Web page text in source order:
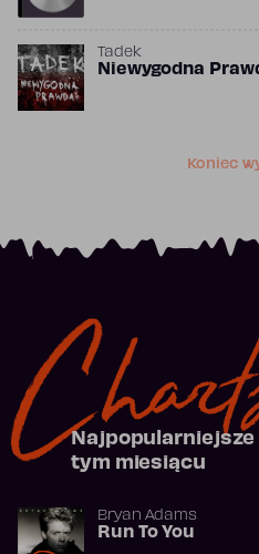
Tadek
Niewygodna
Koniec
tym miesiącu
Bryan Adams
Run To You